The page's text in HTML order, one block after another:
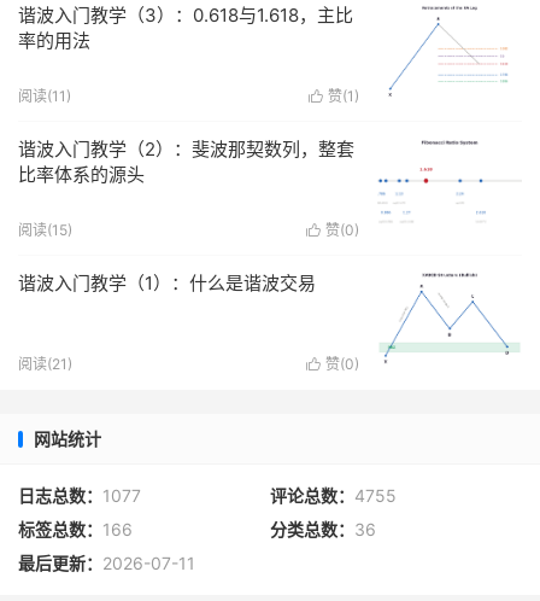
谐波入门教学（3）：0.618与1.618，主比
率的用法
 赞(1 )
阅读(11 )
谐波入门教学（2）：斐波那契数列，整套
比率体系的源头
 赞(0)
阅读(15)
谐波入门教学（1）：什么是谐波交易
 赞(0)
阅读(21 )
网站统计
日志总数： 1077 评论总数： 4755
标签总数： 166 分类总数： 36
最后更新： 2026-07-11